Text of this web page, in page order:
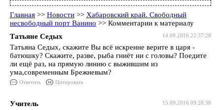
Главная >> Новости >> Хабаровский край. Свободный
несвободный порт Ванино >> Комментарии к материалу
14.09.2016 22:37:28
Татьяне Седых
Татьяна Седых, скажите Вы всё искренне верите в царя -
батюшку? Скажите, разве, рыба гниёт ни с головы? Поедите
ли ещё раз, на прямую линию с выжившим из
ума,современным Брежневым?
Ответить Цитировать
15.09.2016 09:28:38
Учитель